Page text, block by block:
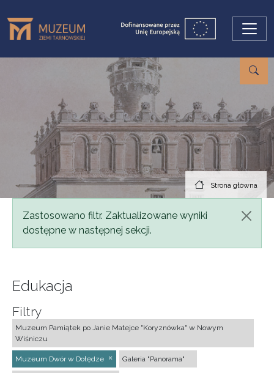
Strona główna
Komunikat
Zastosowano filtr. Zaktualizowane wyniki
dostępne w następnej sekcji.
Edukacja
Filtry
Muzeum Pamiątek po Janie Matejce "Koryznówka" w Nowym
Wiśniczu
Muzeum Dwór w Dołędze Galeria "Panorama"